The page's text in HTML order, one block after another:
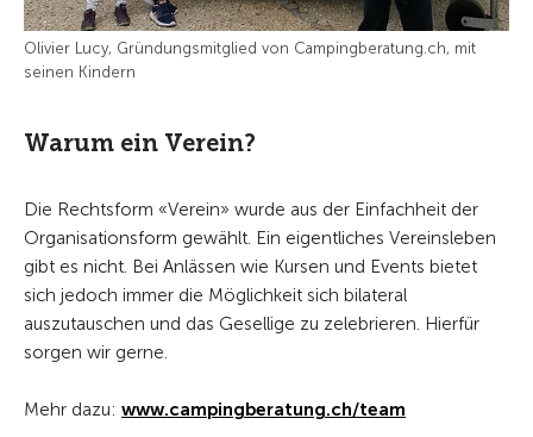
Olivier Lucy, Gründungsmitglied von Campingberatung.ch, mit
seinen Kindern
Warum ein Verein?
Die Rechtsform «Verein» wurde aus der Einfachheit der
Organisationsform gewählt. Ein eigentliches Vereinsleben
gibt es nicht. Bei Anlässen wie Kursen und Events bietet
sich jedoch immer die Möglichkeit sich bilateral
auszutauschen und das Gesellige zu zelebrieren. Hierfür
sorgen wir gerne.
Mehr dazu: www.campingberatung.ch/team